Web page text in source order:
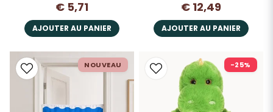
€ 5,71
AJOUTER AU PANIER
€ 12,49
AJOUTER AU PANIER
NOUVEAU -25%